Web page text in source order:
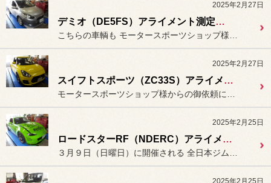
2025年2月27日
デミオ（DE5FS）アライメント測定＆調整。
2025年2月27日
スイフトスポーツ（ZC33S）アライメント測定＆調整。
2025年2月25日
ロードスターRF（NDERC）アライメント測定＆調整。
2025年2月25日